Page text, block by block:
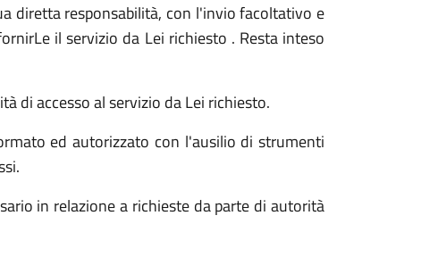
diretta responsabilità, con l'invio facoltativo e
il servizio da Lei richiesto . Resta inteso
di accesso al servizio da Lei richiesto.
ed autorizzato con l'ausilio di strumenti
in relazione a richieste da parte di autorità